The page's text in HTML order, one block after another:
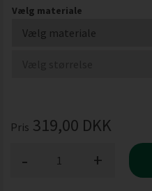
Vælg materiale
Pris 319,00 DKK
+
-